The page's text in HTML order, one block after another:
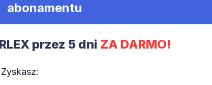
abonamentu
przez 5 dni ZA DARMO!
Zyskasz: